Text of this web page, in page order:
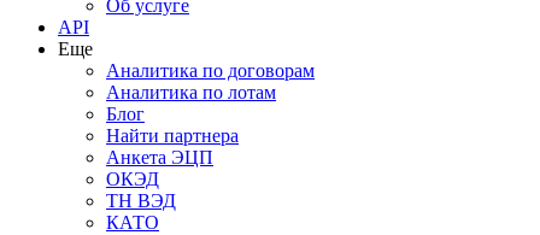
Об услуге
API
Еще
Аналитика по договорам
Аналитика по лотам
Блог
Найти партнера
Анкета ЭЦП
ОКЭД
ТН ВЭД
КАТО